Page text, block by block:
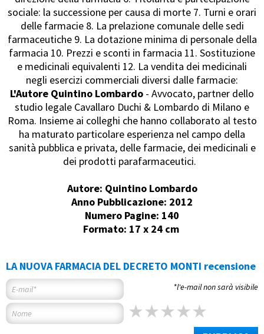
sociale: la successione per causa di morte 7. Turni e orari
delle farmacie 8. La prelazione comunale delle sedi
farmaceutiche 9. La dotazione minima di personale della
farmacia 10. Prezzi e sconti in farmacia 11. Sostituzione
e medicinali equivalenti 12. La vendita dei medicinali
negli esercizi commerciali diversi dalle farmacie:
L'Autore Quintino Lombardo - Avvocato, partner dello
studio legale Cavallaro Duchi & Lombardo di Milano e
Roma. Insieme ai colleghi che hanno collaborato al testo
ha maturato particolare esperienza nel campo della
sanità pubblica e privata, delle farmacie, dei medicinali e
dei prodotti parafarmaceutici.
Autore: Quintino Lombardo
Anno Pubblicazione: 2012
Numero Pagine: 140
Formato: 17 x 24 cm
LA NUOVA FARMACIA DEL DECRETO MONTI recensione
*l'e-mail non sarà visibile